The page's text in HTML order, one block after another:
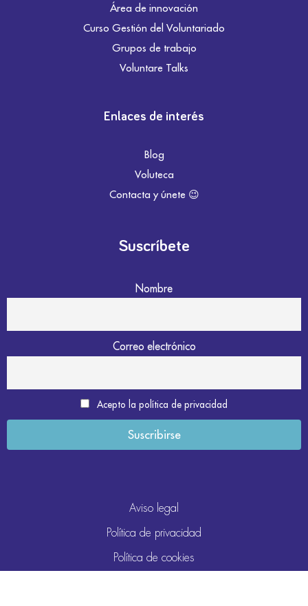
Área de innovación
Curso Gestión del Voluntariado
Grupos de trabajo
Voluntare Talks
Enlaces de interés
Blog
Voluteca
Contacta y únete 😉
Suscríbete
Nombre
Correo electrónico
Acepto la política de privacidad
Aviso legal
Política de privacidad
Política de cookies